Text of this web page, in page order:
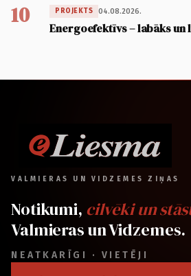
10 PROJEKTS 04.08.2026.
Energoefektīvs – labāks un
VALMIERAS UN VIDZEMES ZIŅAS
Notikumi, cilvēki un
Valmieras un Vidzemes.
NEATKARĪGI · VIETĒJI